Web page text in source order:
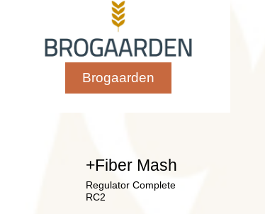
Brogaarden
+Fiber Mash
Regulator Complete
RC2